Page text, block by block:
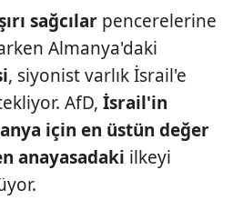
sağcılar pencerelerine
Almanya'daki
, siyonistvarlık İsrail'e
AfD, İsrail'in
için en üstün değer
anayasadaki ilkeyi